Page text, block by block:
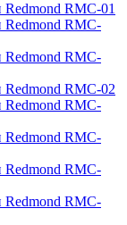
Redmond RMC-01
Redmond RMC-
Redmond RMC-
Redmond RMC-02
Redmond RMC-
Redmond RMC-
Redmond RMC-
Redmond RMC-